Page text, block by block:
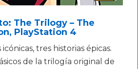
The Trilogy – The
PlayStation 4
tres historias épicas.
de la trilogía original de